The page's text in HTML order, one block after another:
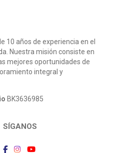
10 años de experiencia en el
Nuestra misión consiste en
mejores oportunidades de
integral y
BK3636985
SÍGANOS